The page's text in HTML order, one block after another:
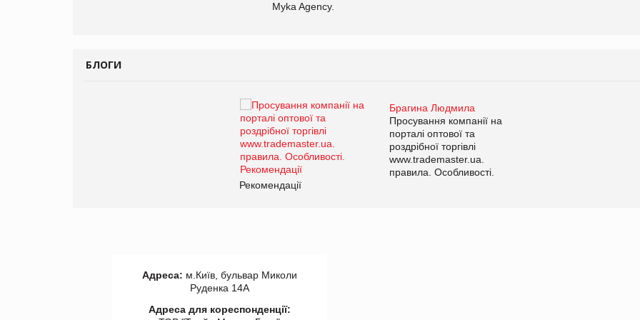
Myka Agency.
БЛОГИ
Брагина Людмила
Просування компанії на
порталі оптової та
роздрібної торгівлі
www.trademaster.ua.
правила. Особливості.
Рекомендації
Адреса: м.Київ, бульвар Миколи
Руденка 14А
Адреса для кореспонденції: